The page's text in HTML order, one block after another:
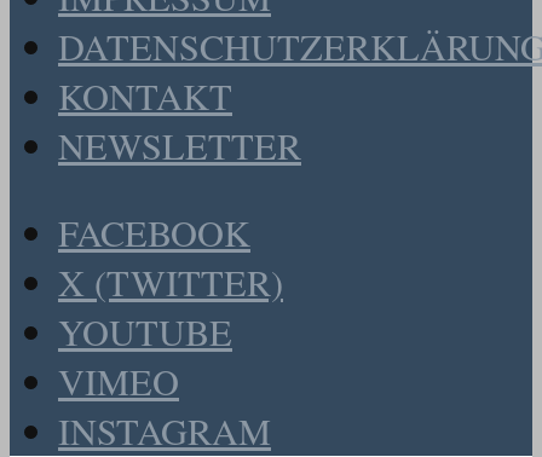
KONTAKT
NEWSLETTER
FACEBOOK
X (TWITTER)
YOUTUBE
VIMEO
INSTAGRAM